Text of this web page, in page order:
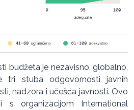
budžeta je nezavisno, globalno,
tri stuba odgovornosti javnih
nadzora i učešća javnosti. Ovo
s organizacijom International